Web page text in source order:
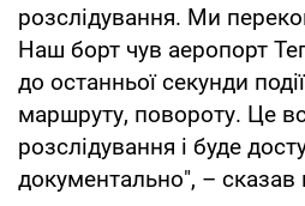
розслідування. Ми
Наш борт чув аеропорт
до останньої секунди
маршруту, повороту. Це
розслідування і буде
документально", – сказав